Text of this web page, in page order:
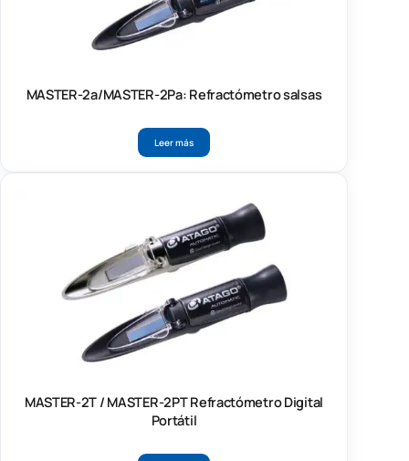
MASTER-2a/MASTER-2Pa: Refractómetro salsas
Leer más
MASTER-2T / MASTER-2PT Refractómetro Digital
Portátil